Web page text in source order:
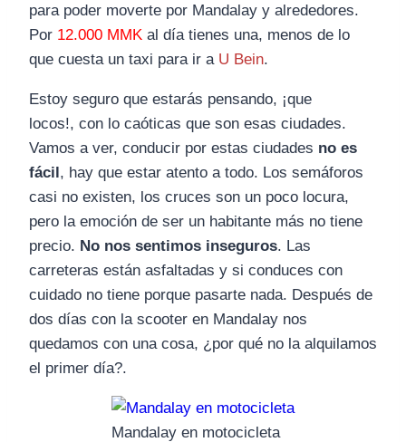
para poder moverte por Mandalay y alrededores.
Por 12.000 MMK al día tienes una, menos de lo
que cuesta un taxi para ir a U Bein.
Estoy seguro que estarás pensando, ¡que
locos!, con lo caóticas que son esas ciudades.
Vamos a ver, conducir por estas ciudades no es
fácil, hay que estar atento a todo. Los semáforos
casi no existen, los cruces son un poco locura,
pero la emoción de ser un habitante más no tiene
precio. No nos sentimos inseguros. Las
carreteras están asfaltadas y si conduces con
cuidado no tiene porque pasarte nada. Después de
dos días con la scooter en Mandalay nos
quedamos con una cosa, ¿por qué no la alquilamos
el primer día?.
Mandalay en motocicleta